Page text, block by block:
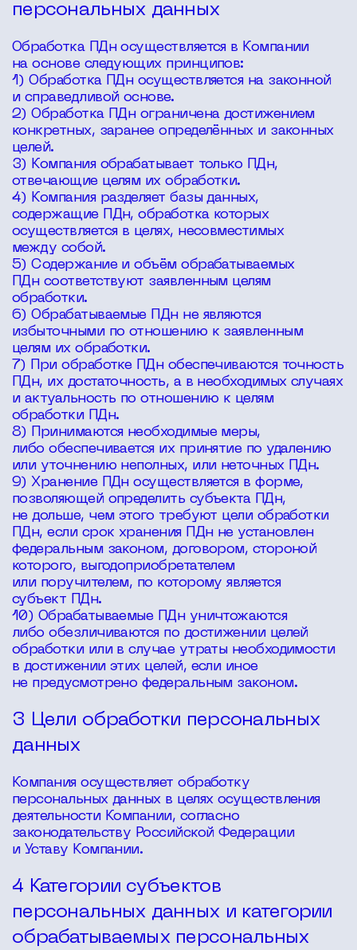
персональных данных
Обработка ПДн осуществляется в Компании
на основе следующих принципов:
1) Обработка ПДн осуществляется на законной
и справедливой основе.
2) Обработка ПДн ограничена достижением
конкретных, заранее определённых и законных
целей.
3) Компания обрабатывает только ПДн,
отвечающие целям их обработки.
4) Компания разделяет базы данных,
содержащие ПДн, обработка которых
осуществляется в целях, несовместимых
между собой.
5) Содержание и объём обрабатываемых
ПДн соответствуют заявленным целям
обработки.
6) Обрабатываемые ПДн не являются
избыточными по отношению к заявленным
целям их обработки.
7) При обработке ПДн обеспечиваются точность
ПДн, их достаточность, а в необходимых случаях
и актуальность по отношению к целям
обработки ПДн.
8) Принимаются необходимые меры,
либо обеспечивается их принятие по удалению
или уточнению неполных, или неточных ПДн.
9) Хранение ПДн осуществляется в форме,
позволяющей определить субъекта ПДн,
не дольше, чем этого требуют цели обработки
ПДн, если срок хранения ПДн не установлен
федеральным законом, договором, стороной
которого, выгодоприобретателем
или поручителем, по которому является
субъект ПДн.
10) Обрабатываемые ПДн уничтожаются
либо обезличиваются по достижении целей
обработки или в случае утраты необходимости
в достижении этих целей, если иное
не предусмотрено федеральным законом.
3 Цели обработки персональных
данных
Компания осуществляет обработку
персональных данных в целях осуществления
деятельности Компании, согласно
законодательству Российской Федерации
и Уставу Компании.
4 Категории субъектов
персональных данных и категории
обрабатываемых персональных